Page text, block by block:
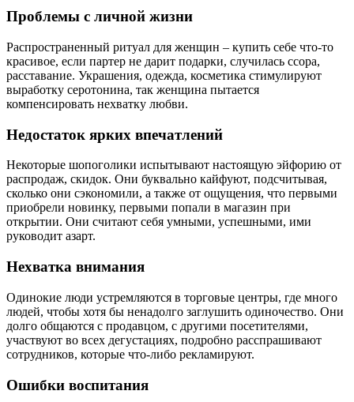
Проблемы с личной жизни
Распространенный ритуал для женщин – купить себе что-то
красивое, если партер не дарит подарки, случилась ссора,
расставание. Украшения, одежда, косметика стимулируют
выработку серотонина, так женщина пытается
компенсировать нехватку любви.
Недостаток ярких впечатлений
Некоторые шопоголики испытывают настоящую эйфорию от
распродаж, скидок. Они буквально кайфуют, подсчитывая,
сколько они сэкономили, а также от ощущения, что первыми
приобрели новинку, первыми попали в магазин при
открытии. Они считают себя умными, успешными, ими
руководит азарт.
Нехватка внимания
Одинокие люди устремляются в торговые центры, где много
людей, чтобы хотя бы ненадолго заглушить одиночество. Они
долго общаются с продавцом, с другими посетителями,
участвуют во всех дегустациях, подробно расспрашивают
сотрудников, которые что-либо рекламируют.
Ошибки воспитания